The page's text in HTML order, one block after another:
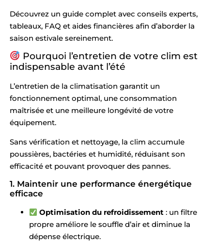
Découvrez un guide complet avec conseils experts,
tableaux, FAQ et aides financières afin d’aborder la
saison estivale sereinement.
Pourquoi l’entretien de votre clim est
indispensable avant l’été
L’entretien de la climatisation garantit un
fonctionnement optimal, une consommation
maîtrisée et une meilleure longévité de votre
équipement.
Sans vérification et nettoyage, la clim accumule
poussières, bactéries et humidité, réduisant son
efficacité et pouvant provoquer des pannes.
1. Maintenir une performance énergétique
efficace
Optimisation du refroidissement : un filtre
propre améliore le souffle d’air et diminue la
dépense électrique.